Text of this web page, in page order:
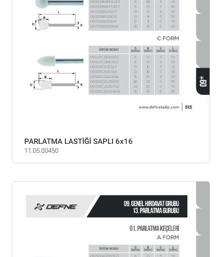
PARLATMA LASTİĞİ SAPLI 6x16
11.05.00450